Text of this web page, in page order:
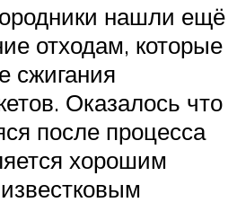
нашли ещё
отходам, которые
сжигания
Оказалось что
после процесса
хорошим